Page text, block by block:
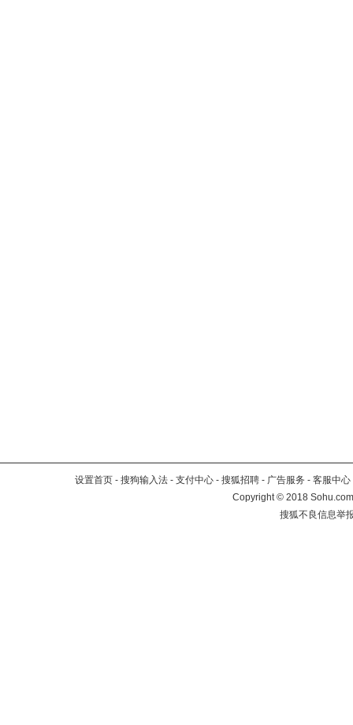
设置首页 - 搜狗输入法 - 支付中心 - 搜狐招聘 - 广告服务 - 客服中心
Copyright©2018
搜狐不良信息举